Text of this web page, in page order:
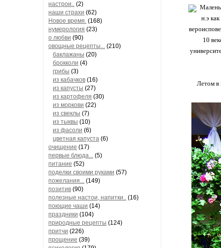
настрои.. (2)
наши страхи (62)
Новое время. (168)
нумерология (23)
о любви (90)
овощные рецепты... (210)
баклажаны (20)
брокколи (4)
грибы (3)
из кабачков (16)
из капусты (27)
из картофеля (30)
из моркови (22)
из свеклы (7)
из тыквы (10)
из фасоли (6)
цветная капуста (6)
очищение (17)
первые блюда... (5)
питание (52)
поделки своими руками (57)
пожелания... (149)
позитив (90)
полезные настои, напитки.. (16)
поющие чаши (14)
праздники (104)
природные рецепты (124)
притчи (226)
прощение (39)
н.э
10
Летом в